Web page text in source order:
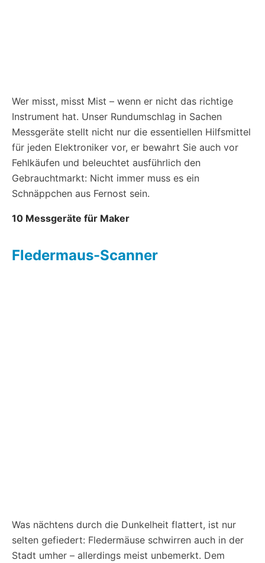
Wer misst, misst Mist – wenn er nicht das richtige
Instrument hat. Unser Rundumschlag in Sachen
Messgeräte stellt nicht nur die essentiellen Hilfsmittel
für jeden Elektroniker vor, er bewahrt Sie auch vor
Fehlkäufen und beleuchtet ausführlich den
Gebrauchtmarkt: Nicht immer muss es ein
Schnäppchen aus Fernost sein.
10 Messgeräte für Maker
Fledermaus-Scanner
Was nächtens durch die Dunkelheit flattert, ist nur
selten gefiedert: Fledermäuse schwirren auch in der
Stadt umher – allerdings meist unbemerkt. Dem